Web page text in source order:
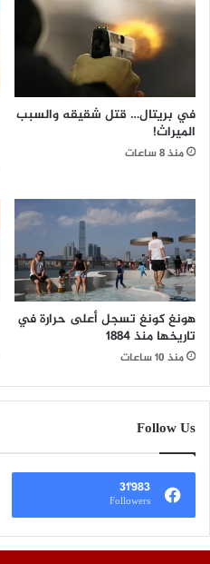
في بريتال… قتل شقيقه والسبب
الميراث!
منذ 8 ساعات
هونغ كونغ تسجل أعلى حرارة في
تاريخها منذ 1884
منذ 10 ساعات
Follow Us
31٬983
Followers